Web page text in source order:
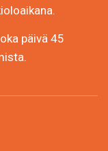
päivä 45